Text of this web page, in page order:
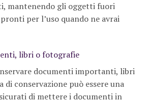
mantenendo gli oggetti fuori
per l’uso quando ne avrai
libri o fotografie
documenti importanti, libri
di conservazione può essere una
di mettere i documenti in